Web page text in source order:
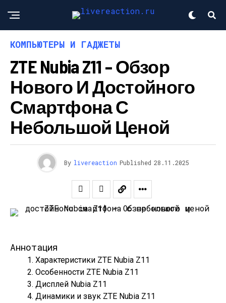
КОМПЬЮТЕРЫ И ГАДЖЕТЫ
ZTE Nubia Z11 – Обзор
Нового И Достойного
Смартфона С
Небольшой Ценой
By livereaction Published 28.11.2025
Аннотация
Характеристики ZTE Nubia Z11
Особенности ZTE Nubia Z11
Дисплей Nubia Z11
Динамики и звук ZTE Nubia Z11